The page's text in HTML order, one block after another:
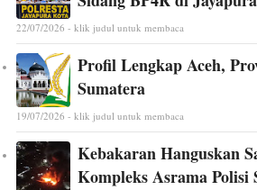
22/07/2026 - klik judul untuk membaca
Profil Lengkap Aceh,
Sumatera
19/07/2026 - klik judul untuk membaca
Kebakaran Hanguskan
Kompleks Asrama Polisi